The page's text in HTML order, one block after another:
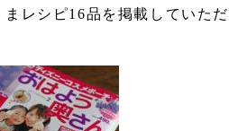
レシピ16品を掲載していた